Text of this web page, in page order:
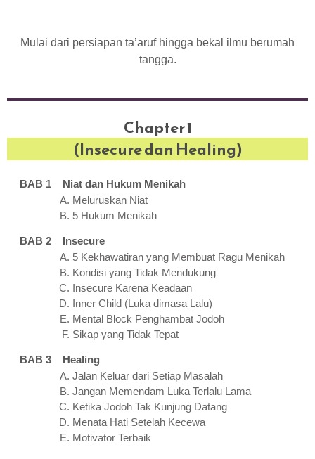
Mulai dari persiapan ta’aruf hingga bekal ilmu berumah
tangga.
Chapter 1
(Insecure dan Healing)
BAB 1 Niat dan Hukum Menikah
Meluruskan Niat
5 Hukum Menikah
BAB 2 Insecure
5 Kekhawatiran yang Membuat Ragu Menikah
Kondisi yang Tidak Mendukung
Insecure Karena Keadaan
Inner Child (Luka dimasa Lalu)
Mental Block Penghambat Jodoh
Sikap yang Tidak Tepat
BAB 3 Healing
Jalan Keluar dari Setiap Masalah
Jangan Memendam Luka Terlalu Lama
Ketika Jodoh Tak Kunjung Datang
Menata Hati Setelah Kecewa
Motivator Terbaik